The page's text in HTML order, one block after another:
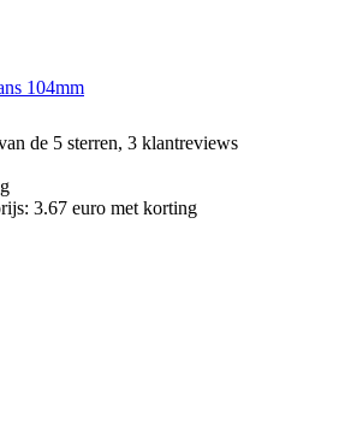
104mm
de 5 sterren, 3 klantreviews
3.67 euro met korting